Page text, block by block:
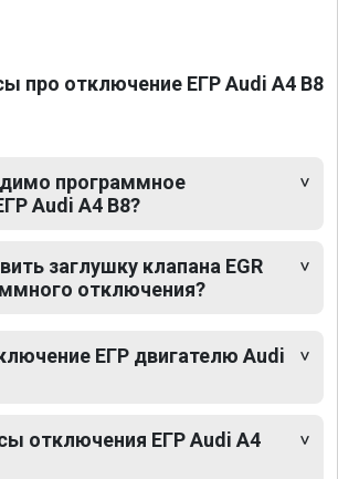
про отключение ЕГР Audi A4 B8
программное
Audi A4 B8?
заглушку клапана EGR
отключения?
ЕГР двигателю Audi
отключения ЕГР Audi A4